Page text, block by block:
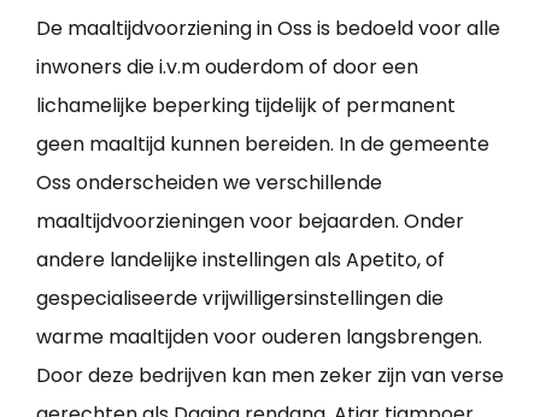
De maaltijdvoorziening in Oss is bedoeld voor alle
inwoners die i.v.m ouderdom of door een
lichamelijke beperking tijdelijk of permanent
geen maaltijd kunnen bereiden. In de gemeente
Oss onderscheiden we verschillende
maaltijdvoorzieningen voor bejaarden. Onder
andere landelijke instellingen als Apetito, of
gespecialiseerde vrijwilligersinstellingen die
warme maaltijden voor ouderen langsbrengen.
Door deze bedrijven kan men zeker zijn van verse